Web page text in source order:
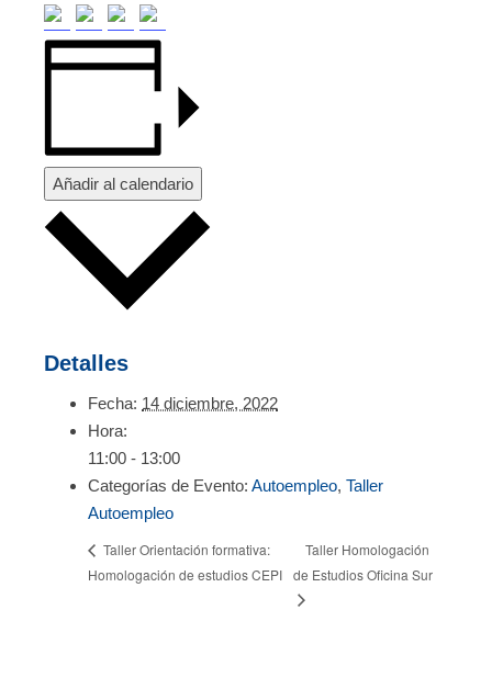
Añadir al calendario
Detalles
Fecha: 14 diciembre, 2022
Hora:
11:00 - 13:00
Categorías de Evento: Autoempleo, Taller
Autoempleo
Taller Orientación formativa:
Homologación de estudios CEPI
Taller Homologación
de Estudios Oficina Sur